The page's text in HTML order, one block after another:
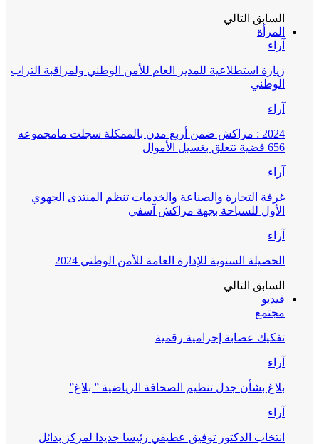
السابق التالي
المرأة
آراء
زيارة استطلاعية للمدير العام للأمن الوطني ولمراقبة التراب
الوطني
آراء
2024 : مراكش ضمن أربع مدن بالممكلة سجلت مامجموعه
656 قضية تتعلق بغسيل الأموال
آراء
غرفة التجارة والصناعة والخدمات تنظم المنتدى الجهوي
الأول للسياحة بجهة مراكش آسفي
آراء
الحصيلة السنوية للإدارة العامة للأمن الوطني 2024
السابق التالي
فيديو
مجتمع
تفكيك عصابة إجرامية رقمية
آراء
بلاغ بشأن جدل تنظيم الصحافة الرياضية ” بلاغ”
آراء
انتخاب الدكتور توفيق عطيفي رئيسا جديدا لمركز بدائل